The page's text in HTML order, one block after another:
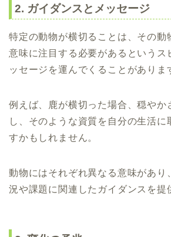
2. ガイダンスとメッセージ
特定の動物が横切ることは、その動
意味に注目する必要があるというス
ッセージを運んでくることがありま
例えば、鹿が横切った場合、穏やか
し、そのような資質を自分の生活に
すかもしれません。
動物にはそれぞれ異なる意味があり
況や課題に関連したガイダンスを提